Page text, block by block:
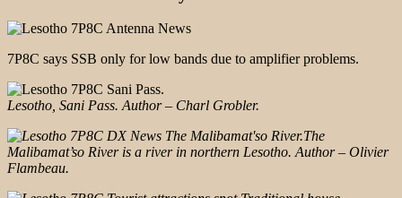
7P8C says SSB only for low bands due to amplifier problems.
Lesotho, Sani Pass. Author – Charl Grobler.
The
Malibamat’so River is a river in northern Lesotho. Author – Olivier
Flambeau.